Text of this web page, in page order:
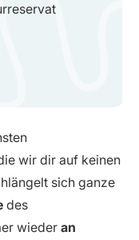
wir dir auf keinen
sich ganze
des
wieder an